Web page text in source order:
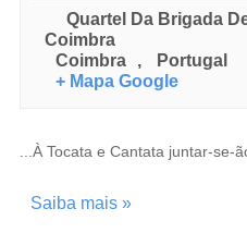
Quartel Da Brigada
Coimbra
Coimbra
,
Portugal
+ Mapa Google
...À Tocata e Cantata juntar-se-
Saiba mais »